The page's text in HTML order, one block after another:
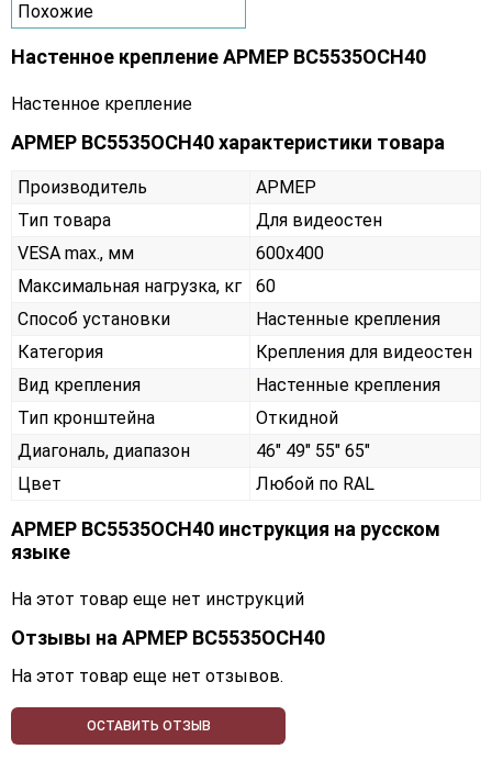
Похожие
Настенное крепление АРМЕР ВС5535ОСН40
Настенное крепление
АРМЕР ВС5535ОСН40 характеристики товара
Производитель
АРМЕР
Тип товара
Для видеостен
VESA max., мм
600х400
Максимальная нагрузка, кг
60
Способ установки
Настенные крепления
Категория
Крепления для видеостен
Вид крепления
Настенные крепления
Тип кронштейна
Откидной
Диагональ, диапазон
46" 49" 55" 65"
Цвет
Любой по RAL
АРМЕР ВС5535ОСН40 инструкция на русском
языке
На этот товар еще нет инструкций
Отзывы наАРМЕР ВС5535ОСН40
На этот товар еще нет отзывов.
ОСТАВИТЬ ОТЗЫВ